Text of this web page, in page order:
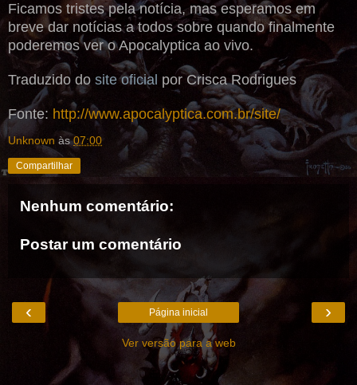
Ficamos tristes pela notícia, mas esperamos em
breve dar notícias a todos sobre quando finalmente
poderemos ver o Apocalyptica ao vivo.
Traduzido do site oficial por Crisca Rodrigues
Fonte: http://www.apocalyptica.com.br/site/
Unknown às07:00
Compartilhar
Nenhum comentário:
Postar um comentário
‹ ›
Página inicial
Ver versão para a web